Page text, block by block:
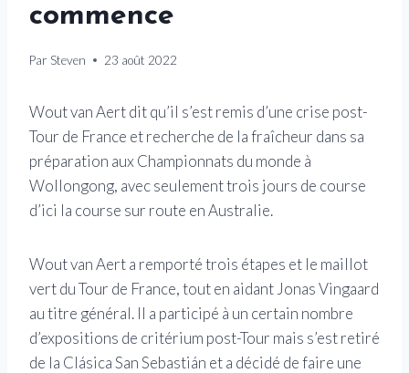
commence
Par Steven 23 août 2022
Wout van Aert dit qu’il s’est remis d’une crise post-
Tour de France et recherche de la fraîcheur dans sa
préparation aux Championnats du monde à
Wollongong, avec seulement trois jours de course
d’ici la course sur route en Australie.
Wout van Aert a remporté trois étapes et le maillot
vert du Tour de France, tout en aidant Jonas Vingaard
au titre général. Il a participé à un certain nombre
d’expositions de critérium post-Tour mais s’est retiré
de la Clásica San Sebastián et a décidé de faire une